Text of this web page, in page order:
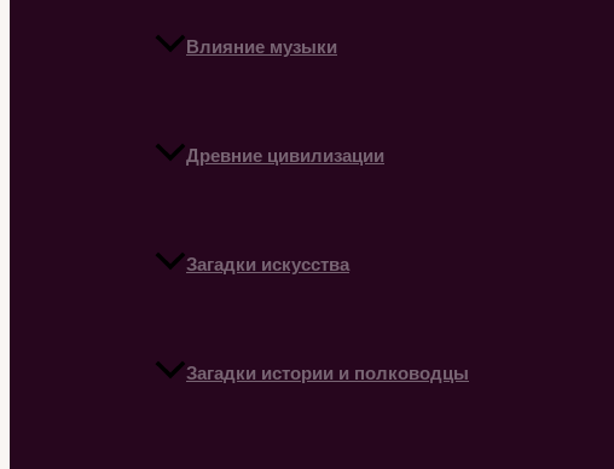
Влияние музыки
Древние цивилизации
Загадки искусства
Загадки истории и полководцы